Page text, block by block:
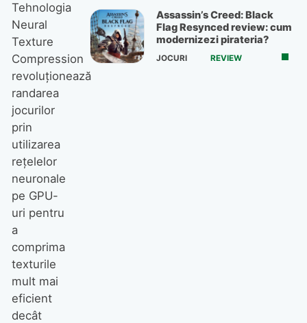
Tehnologia
Neural
Texture
Compression
revoluționează
randarea
jocurilor
prin
utilizarea
rețelelor
neuronale
pe GPU-
uri pentru
a
comprima
texturile
mult mai
eficient
decât
Assassin’s Creed: Black
Flag Resynced review: cum
modernizezi pirateria?
JOCURI REVIEW